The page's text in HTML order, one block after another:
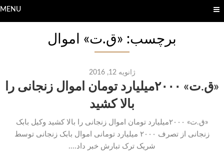
MENU
برچسب: «ق.ت» اموال
ژانویه 12, 2016
«ق.ت» ۲۰۰۰میلیارد تومان اموال زنجانی را
بالا کشید
«ق.ت» ۲۰۰۰میلیارد تومان اموال زنجانی را بالا کشید وکیل بابک
زنجانی از تصرف ۲۰۰۰ میلیارد تومانی اموال بابک زنجانی توسط
شریک ترک تبارش خبر داد....